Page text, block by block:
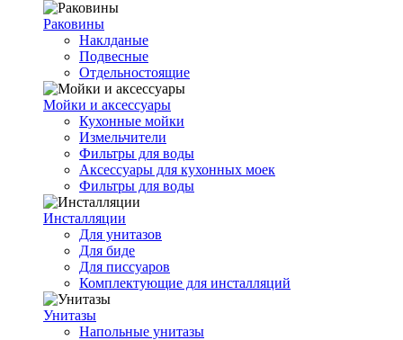
Раковины
Наклданые
Подвесные
Отдельностоящие
Мойки и аксессуары
Кухонные мойки
Измельчители
Фильтры для воды
Аксессуары для кухонных моек
Фильтры для воды
Инсталляции
Для унитазов
Для биде
Для писсуаров
Комплектующие для инсталляций
Унитазы
Напольные унитазы